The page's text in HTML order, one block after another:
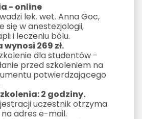
- online
lek. wet. Anna Goc,
się w anestezjologii,
i leczeniu bólu.
269 zł.
dla studentów -
przed szkoleniem na
potwierdzającego
2 godziny.
uczestnik otrzyma
adres e-mail.